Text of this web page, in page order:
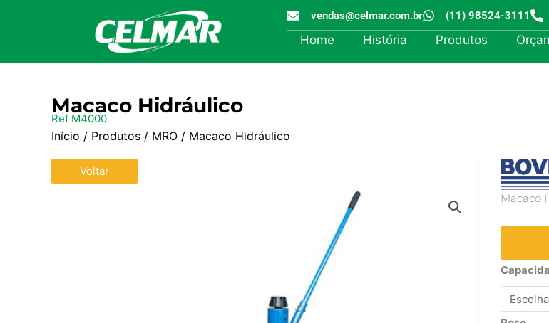
vendas@celmar.com.br (11) 98524-3111
Home História Produtos
Macaco Hidráulico
Ref M4000
Início / Produtos / MRO / Macaco Hidráulico
Voltar
Macaco
Macaco